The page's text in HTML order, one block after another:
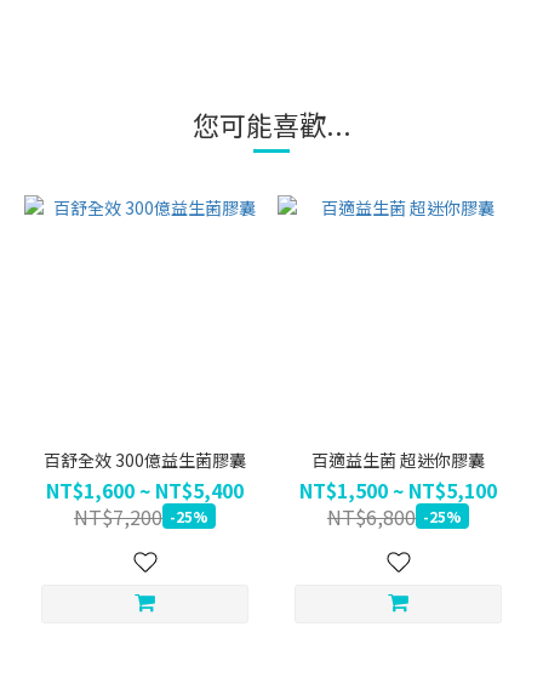
您可能喜歡...
百舒全效 300億益生菌膠囊
NT$1,600 ~ NT$5,400
NT$7,200 -25%
百適益生菌 超迷你膠囊
NT$1,500 ~ NT$5,100
NT$6,800 -25%